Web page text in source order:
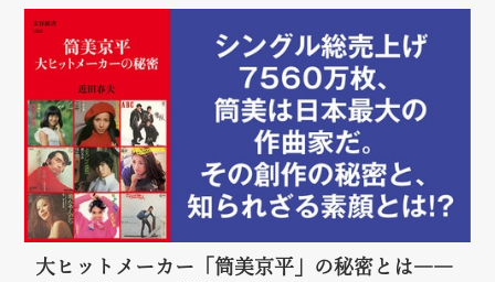
大ヒットメーカー「筒美京平」の秘密とは――